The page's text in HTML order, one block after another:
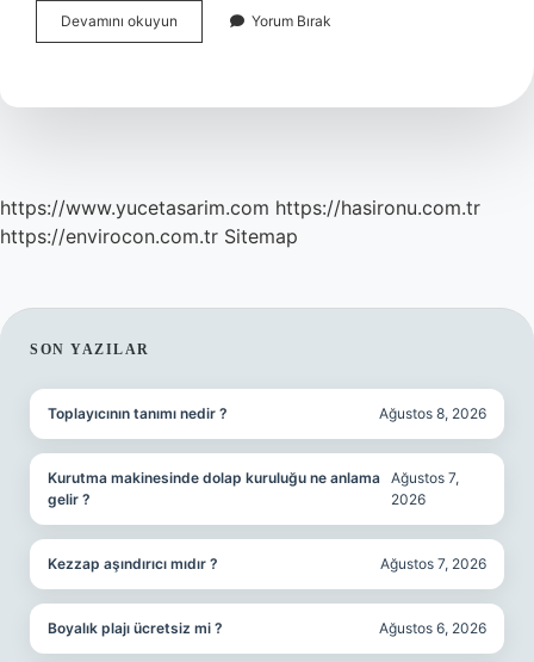
Devamını okuyun
Zarı
Iyi
Yorum Bırak
https://www.yucetasarim.com https://hasironu.com.tr
https://envirocon.com.tr Sitemap
SIDEBAR
SON YAZILAR
Toplayıcının tanımı nedir ? Ağustos 8, 2026
Kurutma makinesinde dolap kuruluğu ne anlama
gelir ?
Ağustos 7,
2026
Kezzap aşındırıcı mıdır ? Ağustos 7, 2026
Boyalık plajı ücretsiz mi ? Ağustos 6, 2026